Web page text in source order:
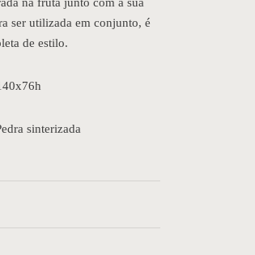
ser utilizada em conjunto, é
de estilo.
sinterizada